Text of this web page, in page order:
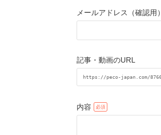
メールアドレス（確認用）
記事・動画のURL
内容